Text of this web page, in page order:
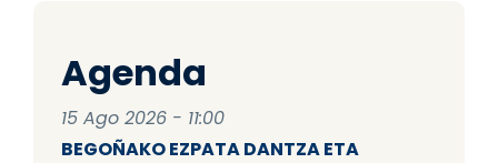
Agenda
15 Ago 2026 - 11:00
BEGOÑAKO EZPATA DANTZA ETA